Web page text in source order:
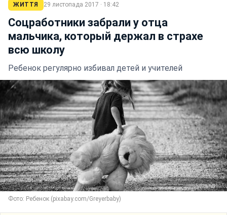
ЖИТТЯ 29 листопада 2017 · 18:42
Соцработники забрали у отца
мальчика, который держал в страхе
всю школу
Ребенок регулярно избивал детей и учителей
Фото: Ребенок (pixabay.com/Greyerbaby)